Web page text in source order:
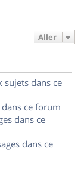
Aller
sujets dans ce
ce forum
dans ce
dans ce